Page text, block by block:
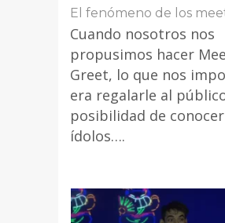
El fenómeno de los
Cuando nosotros nos
propusimos hacer
Greet, lo que nos
era regalarle al
posibilidad de
ídolos….